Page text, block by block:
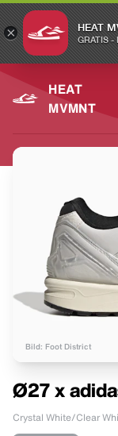
× HEAT
GRATIS
HEAT
MVMNT
Bild: Foot District
Ø27 x
Crystal White/Clear
Switch to the